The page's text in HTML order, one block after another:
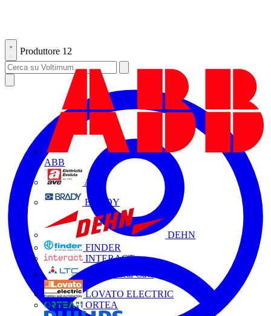
Produttore 12
ABB
AVE
BRADY
DEHN
FINDER
INTERACT
La Triveneta Cavi
LOVATO ELECTRIC
ORTEA